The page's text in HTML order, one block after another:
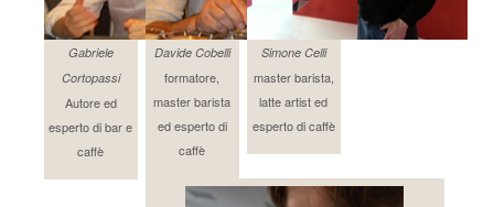
Gabriele
Cortopassi
Autore ed
esperto di bar e
caffè
Davide Cobelli
formatore,
master barista
ed esperto di
caffè
Simone Celli
master barista,
latte artist ed
esperto di caffè